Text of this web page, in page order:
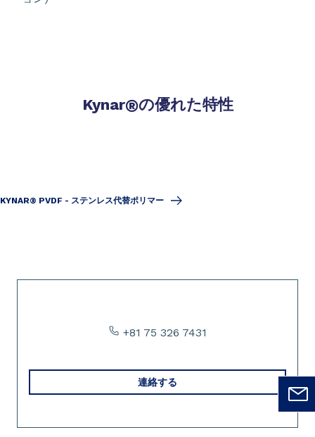
Kynar®の優れた特性
KYNAR® PVDF - ステンレス代替ポリマー
Slide 1 of 1
+81 75 326 7431
連絡する